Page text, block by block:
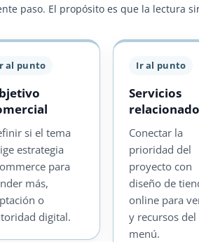
paso. El propósito es que la lectura
al punto
si el tema
estrategia
para
más,
o
digital.
Ir al punto
Servicios
Conectar la
prioridad del
proyecto con
diseño de
online para
y recursos del
menú.